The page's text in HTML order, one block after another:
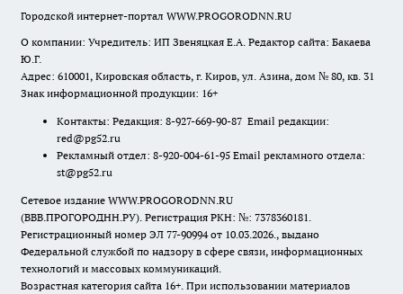
Городской интернет-портал WWW.PROGORODNN.RU
О компании: Учредитель: ИП Звеняцкая Е.А. Редактор сайта: Бакаева
Ю.Г.
Адрес: 610001, Кировская область, г. Киров, ул. Азина, дом № 80, кв. 31
Знак информационной продукции: 16+
Контакты: Редакция: 8-927-669-90-87 Email редакции:
red@pg52.ru
Рекламный отдел: 8-920-004-61-95 Email рекламного отдела:
st@pg52.ru
Сетевое издание WWW.PROGORODNN.RU
(ВВВ.ПРОГОРОДНН.РУ). Регистрация РКН: №: 7378360181.
Регистрационный номер ЭЛ 77-90994 от 10.03.2026., выдано
Федеральной службой по надзору в сфере связи, информационных
технологий и массовых коммуникаций.
Возрастная категория сайта 16+. При использовании материалов